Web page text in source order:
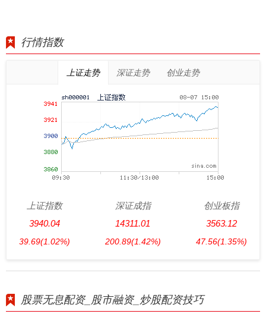
行情指数
上证走势 深证走势 创业走势
上证指数
3940.04
39.69(1.02%)
深证成指
14311.01
200.89(1.42%)
创业板指
3563.12
47.56(1.35%)
股票无息配资_股市融资_炒股配资技巧